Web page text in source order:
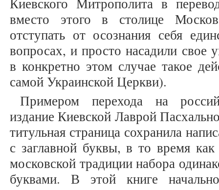
Киевского Митрополита в
вместо этого в столице
отступать от осознания себя
вопросах, и просто насадили свое
в конкретно этом случае такое
самой Украинской Церкви).
Примером перехода на
издание Киевской Лаврой
титульная страница сохранила
с заглавной буквы, в то время
московской традиции набора
буквами. В этой книге